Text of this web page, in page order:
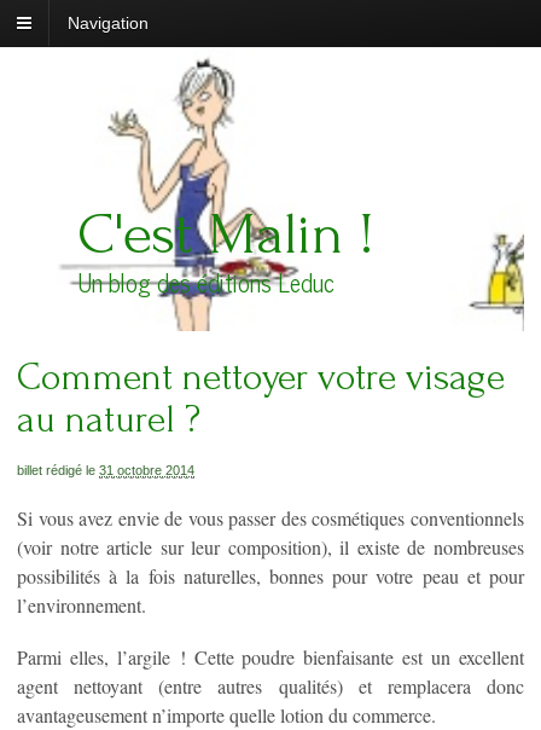
Navigation
C'est Malin !
Un blog des éditions Leduc
Comment nettoyer votre visage
au naturel ?
billet rédigé le 31 octobre 2014
Si vous avez envie de vous passer des cosmétiques conventionnels
(voir notre article sur leur composition), il existe de nombreuses
possibilités à la fois naturelles, bonnes pour votre peau et pour
l’environnement.
Parmi elles, l’argile ! Cette poudre bienfaisante est un excellent
agent nettoyant (entre autres qualités) et remplacera donc
avantageusement n’importe quelle lotion du commerce.